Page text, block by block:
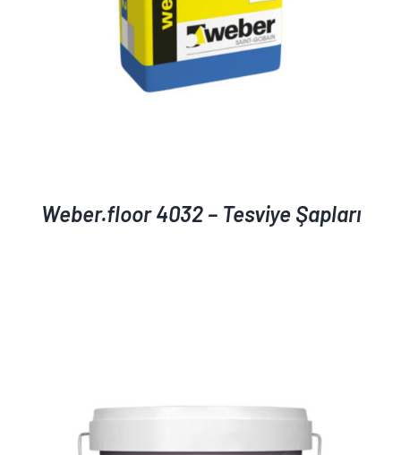
Weber.floor 4032 – Tesviye Şapları